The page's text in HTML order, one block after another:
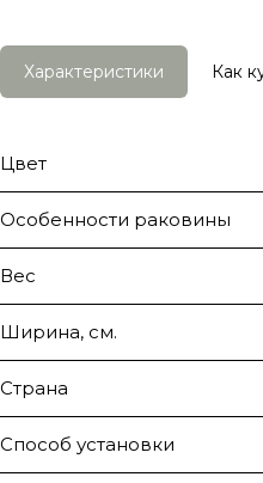
Характеристики Как
Цвет
Особенности раковины
Вес
Ширина, см.
Страна
Способ установки